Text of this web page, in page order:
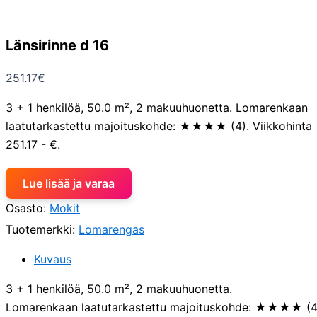
Länsirinne d 16
251.17€
3 + 1 henkilöä, 50.0 m², 2 makuuhuonetta. Lomarenkaan
laatutarkastettu majoituskohde: ★★★★ (4). Viikkohinta
251.17 - €.
Lue lisää ja varaa
Osasto: Mokit
Tuotemerkki: Lomarengas
Kuvaus
3 + 1 henkilöä, 50.0 m², 2 makuuhuonetta.
Lomarenkaan laatutarkastettu majoituskohde: ★★★★